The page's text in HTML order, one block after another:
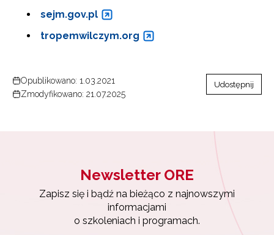
sejm.gov.pl
tropemwilczym.org
Opublikowano: 1.03.2021
Zmodyfikowano: 21.07.2025
Udostępnij
Newsletter ORE
Zapisz się i bądź na bieżąco z najnowszymi
informacjami
o szkoleniach i programach.